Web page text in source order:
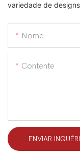
variedade de
Nome
Contente
ENVIAR